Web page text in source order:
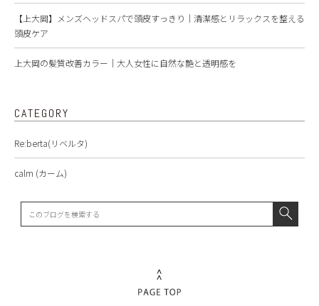
【上大岡】メンズヘッドスパで頭皮すっきり｜清潔感とリラックスを整える
頭皮ケア
上大岡の髪質改善カラー｜大人女性に自然な艶と透明感を
CATEGORY
Re:berta(リベルタ)
calm (カーム)